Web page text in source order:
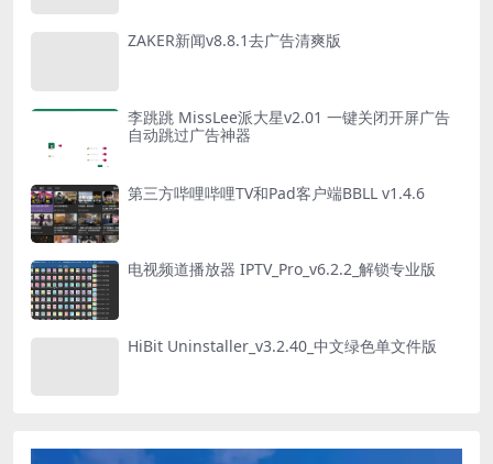
ZAKER新闻v8.8.1去广告清爽版
李跳跳 MissLee派大星v2.01 一键关闭开屏广告
自动跳过广告神器
第三方哔哩哔哩TV和Pad客户端BBLL v1.4.6
电视频道播放器 IPTV_Pro_v6.2.2_解锁专业版
HiBit Uninstaller_v3.2.40_中文绿色单文件版